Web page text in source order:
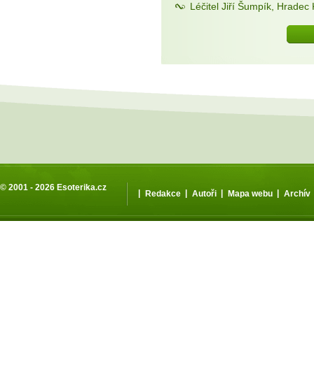
Léčitel Jiří Šumpík, Hradec
© 2001 - 2026 Esoterika.cz
| Redakce | Autoři | Mapa webu | Archív